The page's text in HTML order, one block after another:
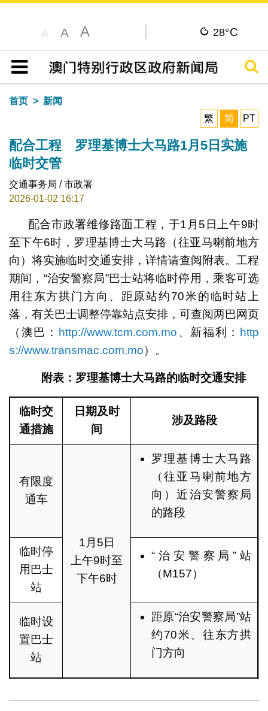
A A A 28°C
目录
搜寻
首页
新闻
繁
简 PT
配合工程 罗理基博士大马路1月5日实施
临时交管
交通事务局 / 市政署
2026-01-02 16:17
配合市政署维修路面工程，于1月5日上午9时
至下午6时，罗理基博士大马路（往亚马喇前地方
向）将实施临时交通安排，详情请查阅附表。工程
期间，“治安警察局”巴士站将临时停用，乘客可选
用往东方拱门方向、距原站约70米的临时站上
落，有关巴士调整停靠站点安排，可查阅两巴网页
（澳巴： http://www.tcm.com.mo 、新福利： http
s://www.transmac.com.mo）。
附表： 罗理基博士大马路的临时交通安排
临时交
通措施
日期及时
间
涉及路段
有限度
通车
1月5日
上午9时至
下午6时
罗理基博士大马路
（往亚马喇前地方
向）近治安警察局
的路段
临时停
用巴士
站
“治安警察局”站
（M157）
临时设
置巴士
站
距原“治安警察局”站
约70米、往东方拱
门方向